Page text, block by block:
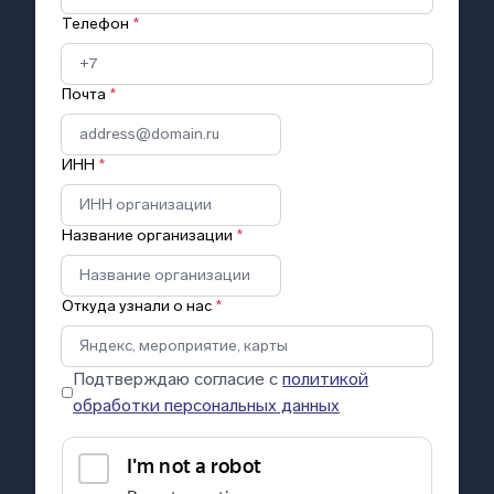
Телефон *
Почта *
ИНН *
Название организации *
Откуда узнали о нас *
Подтверждаю согласие сполитикой
обработки персональных данных